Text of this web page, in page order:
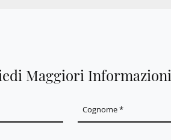
Maggiori Informazioni